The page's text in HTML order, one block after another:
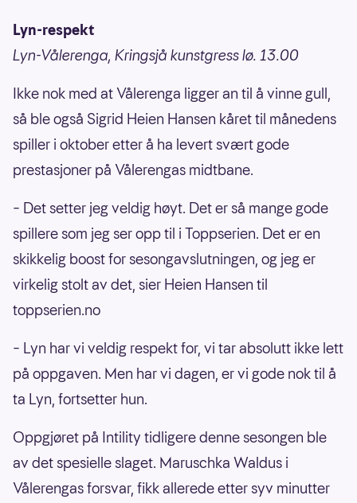
Lyn-respekt
Lyn-Vålerenga, Kringsjå kunstgress lø. 13.00
Ikke nok med at Vålerenga ligger an til å vinne gull,
så ble også Sigrid Heien Hansen kåret til månedens
spiller i oktober etter å ha levert svært gode
prestasjoner på Vålerengas midtbane.
– Det setter jeg veldig høyt. Det er så mange gode
spillere som jeg ser opp til i Toppserien. Det er en
skikkelig boost for sesongavslutningen, og jeg er
virkelig stolt av det, sier Heien Hansen til
toppserien.no
– Lyn har vi veldig respekt for, vi tar absolutt ikke lett
på oppgaven. Men har vi dagen, er vi gode nok til å
ta Lyn, fortsetter hun.
Oppgjøret på Intility tidligere denne sesongen ble
av det spesielle slaget. Maruschka Waldus i
Vålerengas forsvar, fikk allerede etter syv minutter